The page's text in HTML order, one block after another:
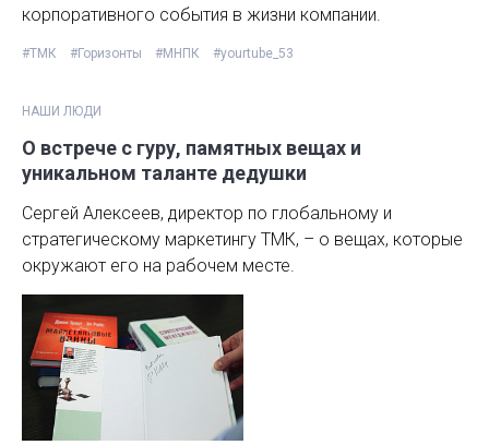
корпоративного события в жизни компании.
#ТМК #Горизонты #МНПК #yourtube_53
НАШИ ЛЮДИ
О встрече с гуру, памятных вещах и
уникальном таланте дедушки
Сергей Алексеев, директор по глобальному и
стратегическому маркетингу ТМК, – о вещах, которые
окружают его на рабочем месте.